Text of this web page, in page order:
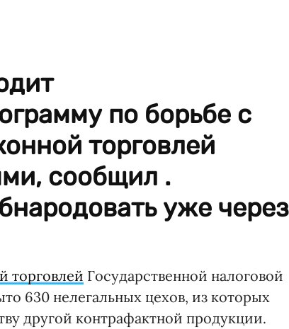
по борьбе с
торговлей
сообщил .
уже через
торговлей Государственной налоговой
630 нелегальных цехов, из которых
другой контрафактной продукции.